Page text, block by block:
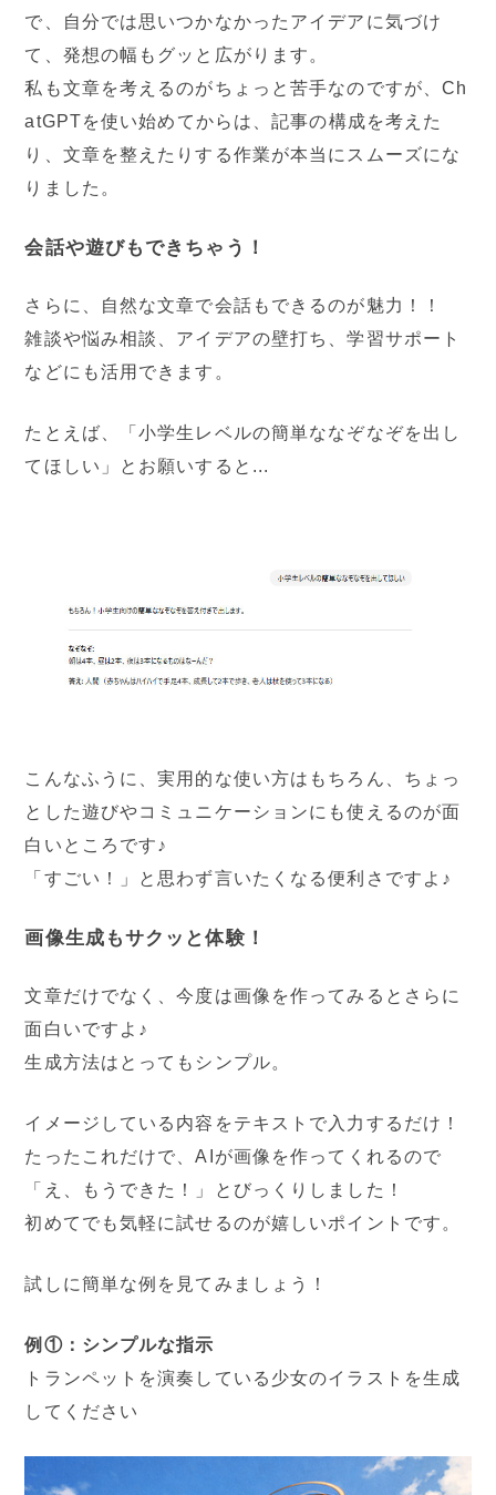
で、自分では思いつかなかったアイデアに気づけ
て、発想の幅もグッと広がります。
私も文章を考えるのがちょっと苦手なのですが、Ch
atGPTを使い始めてからは、記事の構成を考えた
り、文章を整えたりする作業が本当にスムーズにな
りました。
会話や遊びもできちゃう！
さらに、自然な文章で会話もできるのが魅力！！
雑談や悩み相談、アイデアの壁打ち、学習サポート
などにも活用できます。
たとえば、「小学生レベルの簡単ななぞなぞを出し
てほしい」とお願いすると...
こんなふうに、実用的な使い方はもちろん、ちょっ
とした遊びやコミュニケーションにも使えるのが面
白いところです♪
「すごい！」と思わず言いたくなる便利さですよ♪
画像生成もサクッと体験！
文章だけでなく、今度は画像を作ってみるとさらに
面白いですよ♪
生成方法はとってもシンプル。
イメージしている内容をテキストで入力するだけ！
たったこれだけで、AIが画像を作ってくれるので
「え、もうできた！」とびっくりしました！
初めてでも気軽に試せるのが嬉しいポイントです。
試しに簡単な例を見てみましょう！
例①：シンプルな指示
トランペットを演奏している少女のイラストを生成
してください